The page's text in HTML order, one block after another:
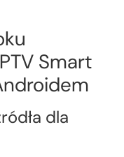
Smart
dla